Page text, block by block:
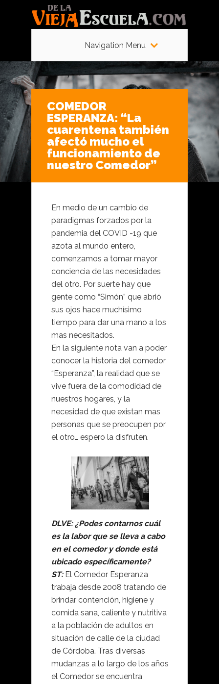
Navigation Menu
COMEDOR
ESPERANZA: “La
cuarentena también
afectó mucho el
funcionamiento de
nuestro Comedor”
En medio de un cambio de
paradigmas forzados por la
pandemia del COVID -19 que
azota al mundo entero,
comenzamos a tomar mayor
conciencia de las necesidades
del otro. Por suerte hay que
gente como “Simón” que abrió
sus ojos hace muchísimo
tiempo para dar una mano a los
mas necesitados.
En la siguiente nota van a poder
conocer la historia del comedor
“Esperanza”, la realidad que se
vive fuera de la comodidad de
nuestros hogares, y la
necesidad de que existan mas
personas que se preocupen por
el otro… espero la disfruten.
DLVE: ¿Podes contarnos cuál
es la labor que se lleva a cabo
en el comedor y donde está
ubicado específicamente?
ST: El Comedor Esperanza
trabaja desde 2008 tratando de
brindar contención, higiene y
comida sana, caliente y nutritiva
a la población de adultos en
situación de calle de la ciudad
de Córdoba. Tras diversas
mudanzas a lo largo de los años
el Comedor se encuentra